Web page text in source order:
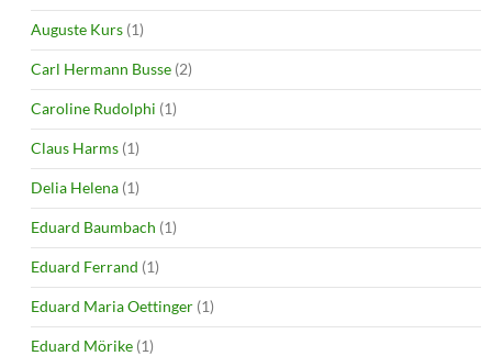
Auguste Kurs (1)
Carl Hermann Busse (2)
Caroline Rudolphi (1)
Claus Harms (1)
Delia Helena (1)
Eduard Baumbach (1)
Eduard Ferrand (1)
Eduard Maria Oettinger (1)
Eduard Mörike (1)